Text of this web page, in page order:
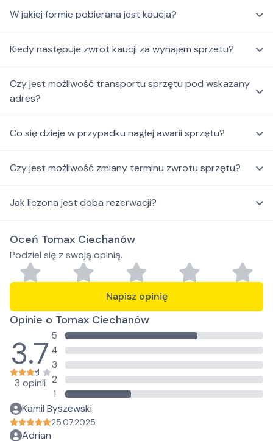
W jakiej formie pobierana jest kaucja?
Kiedy następuje zwrot kaucji za wynajem sprzetu?
Czy jest możliwość transportu sprzętu pod wskazany
adres?
Co się dzieje w przypadku nagłej awarii sprzętu?
Czy jest możliwość zmiany terminu zwrotu sprzętu?
Jak liczona jest doba rezerwacji?
Oceń Tomax Ciechanów
Podziel się z swoją opinią.
Napisz opinię
Opinie o Tomax Ciechanów
3.7
3 opinii
5
4
3
2
1
Kamil Byszewski
25.07.2025
Adrian